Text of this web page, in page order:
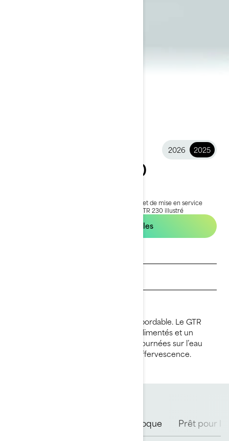
2026 2025
2025 GTR™ 230
Prix public TTC conseillé, les frais de transport et de mise en service
*Ensemble GTR 230 illustré
Voir les offres locales
Une puissance inspirante à un prix abordable. Le GTR
améliore le jeu avec ses 230 ch suralimentés et un
contrôle précis pour rehausser vos journées sur l’eau
avec plus de sensations fortes et d’effervescence.
Coque Prêt pour